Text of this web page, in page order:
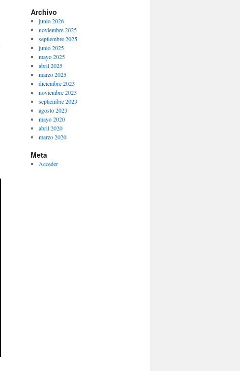
Archivo
junio 2026
noviembre 2025
septiembre 2025
junio 2025
mayo 2025
abril 2025
marzo 2025
diciembre 2023
noviembre 2023
septiembre 2023
agosto 2023
mayo 2020
abril 2020
marzo 2020
Meta
Acceder